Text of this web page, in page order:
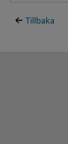
Tillbaka